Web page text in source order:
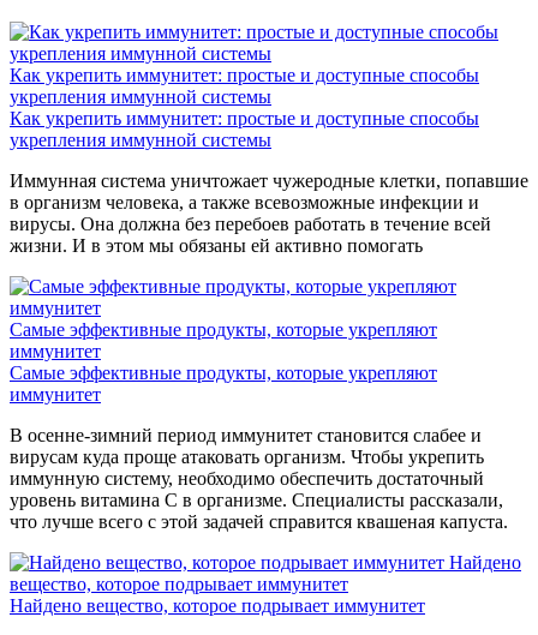
Как укрепить иммунитет: простые и доступные способы
укрепления иммунной системы
Как укрепить иммунитет: простые и доступные способы
укрепления иммунной системы
Иммунная система уничтожает чужеродные клетки, попавшие
в организм человека, а также всевозможные инфекции и
вирусы. Она должна без перебоев работать в течение всей
жизни. И в этом мы обязаны ей активно помогать
Самые эффективные продукты, которые укрепляют
иммунитет
Самые эффективные продукты, которые укрепляют
иммунитет
В осенне-зимний период иммунитет становится слабее и
вирусам куда проще атаковать организм. Чтобы укрепить
иммунную систему, необходимо обеспечить достаточный
уровень витамина С в организме. Специалисты рассказали,
что лучше всего с этой задачей справится квашеная капуста.
Найдено
вещество, которое подрывает иммунитет
Найдено вещество, которое подрывает иммунитет